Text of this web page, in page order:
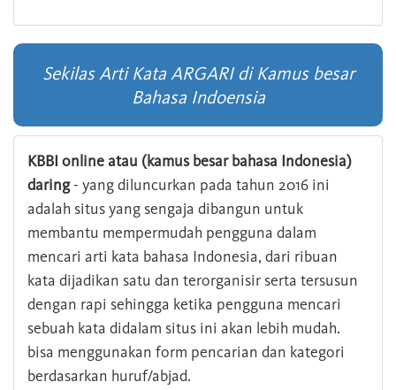
Sekilas Arti Kata ARGARI di Kamus besar
Bahasa Indoensia
KBBI online atau (kamus besar bahasa Indonesia)
daring- yang diluncurkan pada tahun 2016 ini
adalah situs yang sengaja dibangun untuk
membantu mempermudah pengguna dalam
mencari arti kata bahasa Indonesia, dari ribuan
kata dijadikan satu dan terorganisir serta tersusun
dengan rapi sehingga ketika pengguna mencari
sebuah kata didalam situs ini akan lebih mudah.
bisa menggunakan form pencarian dan kategori
berdasarkan huruf/abjad.